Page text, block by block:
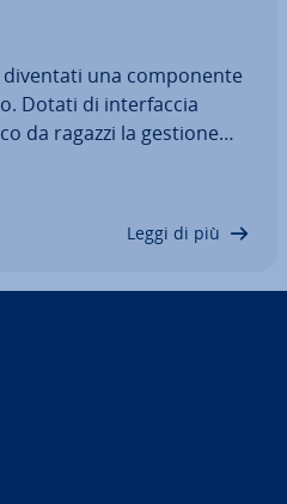
una com­po­nen­te
Dotati di in­ter­fac­cia
da ragazzi la gestione
di default può
Leggi di più